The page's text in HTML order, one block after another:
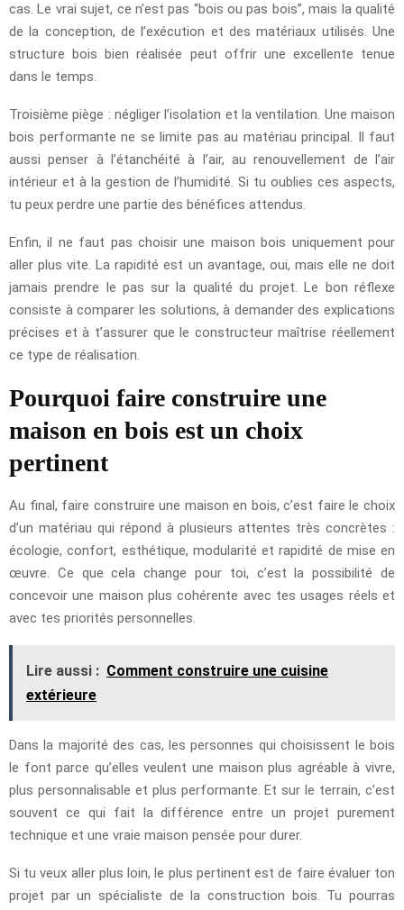
cas. Le vrai sujet, ce n’est pas “bois ou pas bois”, mais la qualité
de la conception, de l’exécution et des matériaux utilisés. Une
structure bois bien réalisée peut offrir une excellente tenue
dans le temps.
Troisième piège : négliger l’isolation et la ventilation. Une maison
bois performante ne se limite pas au matériau principal. Il faut
aussi penser à l’étanchéité à l’air, au renouvellement de l’air
intérieur et à la gestion de l’humidité. Si tu oublies ces aspects,
tu peux perdre une partie des bénéfices attendus.
Enfin, il ne faut pas choisir une maison bois uniquement pour
aller plus vite. La rapidité est un avantage, oui, mais elle ne doit
jamais prendre le pas sur la qualité du projet. Le bon réflexe
consiste à comparer les solutions, à demander des explications
précises et à t’assurer que le constructeur maîtrise réellement
ce type de réalisation.
Pourquoi faire construire une
maison en bois est un choix
pertinent
Au final, faire construire une maison en bois, c’est faire le choix
d’un matériau qui répond à plusieurs attentes très concrètes :
écologie, confort, esthétique, modularité et rapidité de mise en
œuvre. Ce que cela change pour toi, c’est la possibilité de
concevoir une maison plus cohérente avec tes usages réels et
avec tes priorités personnelles.
Lire aussi : Comment construire une cuisine
extérieure
Dans la majorité des cas, les personnes qui choisissent le bois
le font parce qu’elles veulent une maison plus agréable à vivre,
plus personnalisable et plus performante. Et sur le terrain, c’est
souvent ce qui fait la différence entre un projet purement
technique et une vraie maison pensée pour durer.
Si tu veux aller plus loin, le plus pertinent est de faire évaluer ton
projet par un spécialiste de la construction bois. Tu pourras